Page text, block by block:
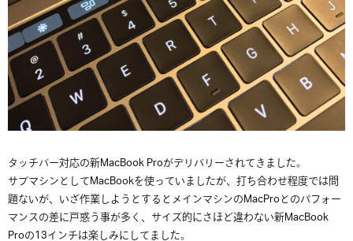
タッチバー対応の新MacBook Proがデリバリーされてきました。
サブマシンとしてMacBookを使っていましたが、打ち合わせ程度では問
題ないが、いざ作業しようとするとメインマシンのMacProとのパフォー
マンスの差に戸惑う事が多く、サイズ的にさほど違わない新MacBook
Proの13インチは楽しみにしてました。